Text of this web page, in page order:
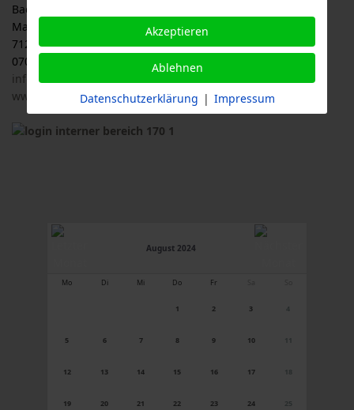
Baden-Württemberg e.V., LOGL
Malersbuckel 11
71263 Weil der Stadt
07033 / 69 23 902
info@logl-bw.de
www.logl-bw.de
August 2024
Mo Di Mi Do Fr
1 2 3 4
5 6 7 8 9 10 11
12 13 14 15 16 17 18
19 20 21 22 23 24 25
Akzeptieren
Ablehnen
Datenschutzerklärung | Impressum